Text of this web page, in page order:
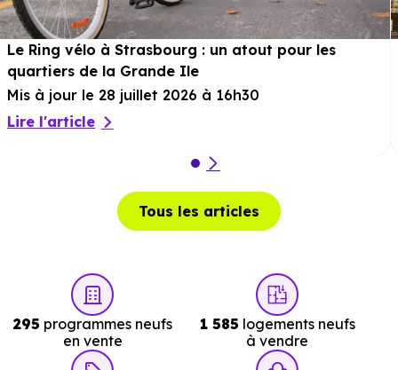
Services :
Police : Gendarmerie - Brigade de Wintzenheim
km, soit 5 min en voiture ou à 1.7 km, soit 20 min à
Agence Postale Wettolsheim
en voiture ou à 316 m, soit 4 min à pied
Bibliotheque Municipale
Le Ring vélo à Strasbourg : un atout pour les
quartiers de la Grande Ile
Mis à jour le 28 juillet 2026 à 16h30
Lire l'article
Tous les articles
295 programmes neufs
en vente
1 585 logements neufs
à vendre